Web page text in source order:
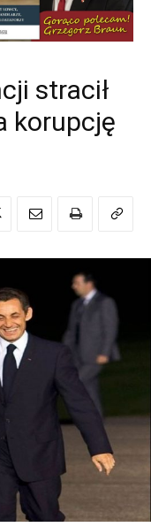
stracił
korupcję